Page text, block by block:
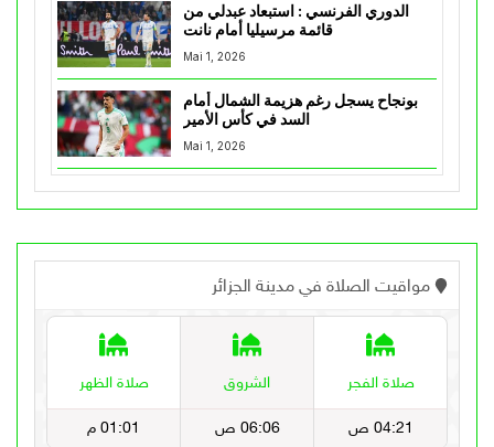
الدوري الفرنسي : استبعاد عبدلي من
قائمة مرسيليا أمام نانت
Mai 1, 2026
بونجاح يسجل رغم هزيمة الشمال أمام
السد في كأس الأمير
Mai 1, 2026